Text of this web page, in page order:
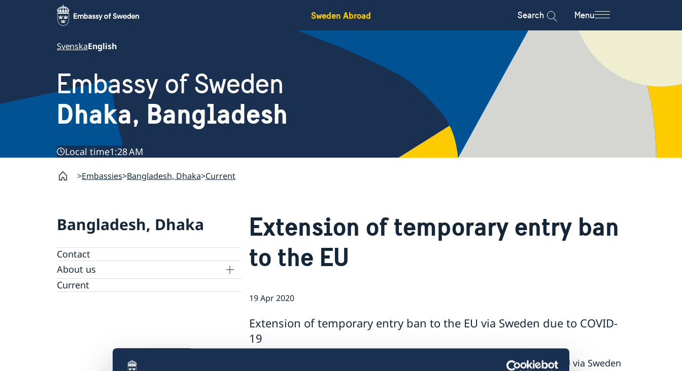
Sweden Abroad Search Menu
SvenskaEnglish
Embassy of Sweden
Dhaka, Bangladesh
Local time1:28 AM
Embassies Bangladesh, Dhaka Current
Bangladesh, Dhaka
Contact
About us
Embassy staff
Current
Extension of temporary entry ban
to the EU
19 Apr 2020
Extension of temporary entry ban to the EU via Sweden due to COVID-
19
The Government has decided to extend the temporary entry ban to the EU via Sweden